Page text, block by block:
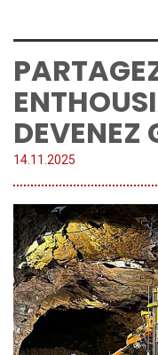
DEVENEZ
14. 11 2025